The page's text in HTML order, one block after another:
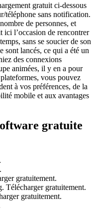
gratuit ci-dessous
téléphone sans notification.
de personnes, et
ici l’occasion de rencontrer
sans se soucier de son
sont lancés, ce qui a été un
des connexions
animées, il y en a pour
vous pouvez
à vos préférences, de la
mobile et aux avantages
gratuite
gratuitement.
Télécharger gratuitement.
gratuitement.